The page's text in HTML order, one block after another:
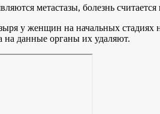
метастазы, болезнь
у женщин на начальных стадиях
на данные органы их удаляют.